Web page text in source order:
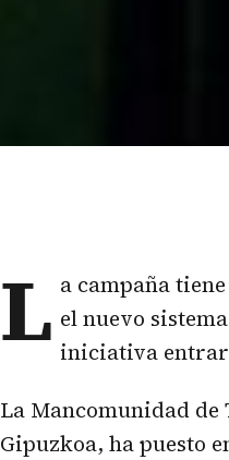
L a campaña
el nuevo
iniciativa
La Mancomunidad de
Gipuzkoa, ha puesto